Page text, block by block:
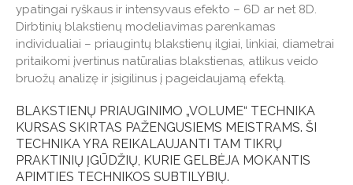
ypatingai ryškaus ir intensyvaus efekto – 6D ar net 8D.
Dirbtinių blakstienų modeliavimas parenkamas
individualiai – priaugintų blakstienų ilgiai, linkiai, diametrai
pritaikomi įvertinus natūralias blakstienas, atlikus veido
bruožų analizę ir įsigilinus į pageidaujamą efektą.
BLAKSTIENŲ PRIAUGINIMO „VOLUME“ TECHNIKA
KURSAS SKIRTAS PAŽENGUSIEMS MEISTRAMS. ŠI
TECHNIKA YRA REIKALAUJANTI TAM TIKRŲ
PRAKTINIŲ ĮGŪDŽIŲ, KURIE GELBĖJA MOKANTIS
APIMTIES TECHNIKOS SUBTILYBIŲ.